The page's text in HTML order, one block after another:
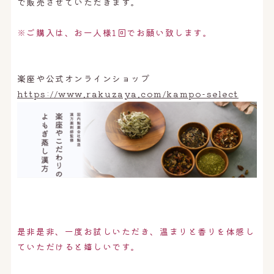
※ご購入は、お一人様1回でお願い致します。
楽座や公式オンラインショップ
https://www.rakuzaya.com/kampo-select
是非是非、一度お試しいただき、温まりと香りを体感し
ていただけると嬉しいです。